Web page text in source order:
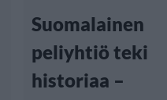
Suomalainen
peliyhtiö teki
historiaa –